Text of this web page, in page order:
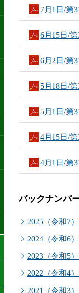
7月1日/第
6月15日/第
6月2日/第
5月18日/第
5月1日/第
4月15日/第
4月1日/第
バックナンバ
2025（令和7
2024（令和6
2023（令和5
2022（令和4
2021（令和3